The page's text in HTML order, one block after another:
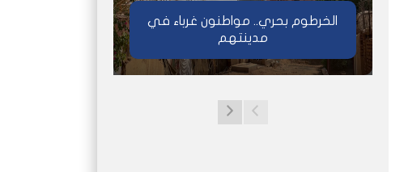
الخرطوم بحري.. مواطنون غرباء في
مدينتهم